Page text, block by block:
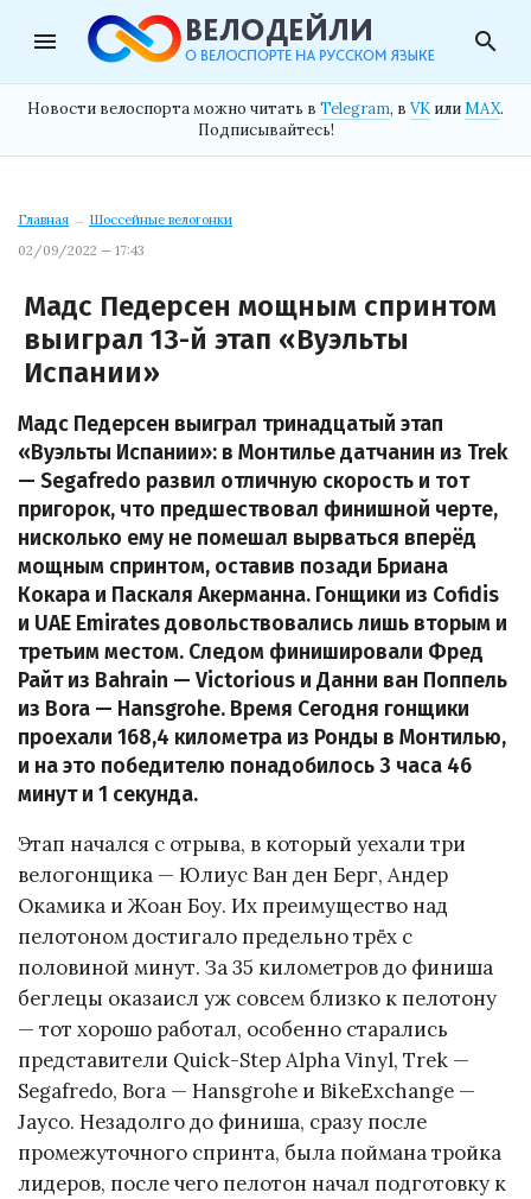
menu search
Новости велоспорта можно читать в Telegram, в VK илиMAX.
Подписывайтесь!
Главная → Шоссейные велогонки
02/09/2022 — 17:43
Мадс Педерсен мощным спринтом
выиграл 13-й этап «Вуэльты
Испании»
Мадс Педерсен выиграл тринадцатый этап
«Вуэльты Испании»: в Монтилье датчанин из Trek
— Segafredo развил отличную скорость и тот
пригорок, что предшествовал финишной черте,
нисколько ему не помешал вырваться вперёд
мощным спринтом, оставив позади Бриана
Кокара и Паскаля Акерманна. Гонщики из Cofidis
и UAE Emirates довольствовались лишь вторым и
третьим местом. Следом финишировали Фред
Райт из Bahrain — Victorious и Данни ван Поппель
из Bora — Hansgrohe. Время Сегодня гонщики
проехали 168,4 километра из Ронды в Монтилью,
и на это победителю понадобилось 3 часа 46
минут и 1 секунда.
Этап начался с отрыва, в который уехали три
велогонщика — Юлиус Ван ден Берг, Андер
Окамика и Жоан Боу. Их преимущество над
пелотоном достигало предельно трёх с
половиной минут. За 35 километров до финиша
беглецы оказаисл уж совсем близко к пелотону
— тот хорошо работал, особенно старались
представители Quick-Step Alpha Vinyl, Trek —
Segafredo, Bora — Hansgrohe и BikeExchange —
Jayco. Незадолго до финиша, сразу после
промежуточного спринта, была поймана тройка
лидеров, после чего пелотон начал подготовку к